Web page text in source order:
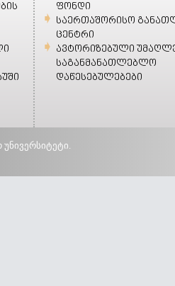
ფონდი
საერთაშორისო
ცენტრი
ავტორიზებული
საგანმანათლებლო
დაწესებულებები